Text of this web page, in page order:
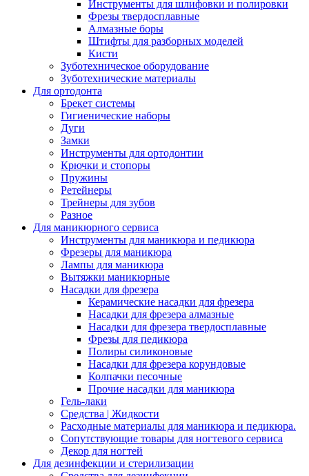
Инструменты для шлифовки и полировки
Фрезы твердосплавные
Алмазные боры
Штифты для разборных моделей
Кисти
Зуботехническое оборудование
Зуботехнические материалы
Для ортодонта
Брекет системы
Гигиенические наборы
Дуги
Замки
Инструменты для ортодонтии
Крючки и стопоры
Пружины
Ретейнеры
Трейнеры для зубов
Разное
Для маникюрного сервиса
Инструменты для маникюра и педикюра
Фрезеры для маникюра
Лампы для маникюра
Вытяжки маникюрные
Насадки для фрезера
Керамические насадки для фрезера
Насадки для фрезера алмазные
Насадки для фрезера твердосплавные
Фрезы для педикюра
Полиры силиконовые
Насадки для фрезера корундовые
Колпачки песочные
Прочие насадки для маникюра
Гель-лаки
Средства | Жидкости
Расходные материалы для маникюра и педикюра.
Сопутствующие товары для ногтевого сервиса
Декор для ногтей
Для дезинфекции и стерилизации